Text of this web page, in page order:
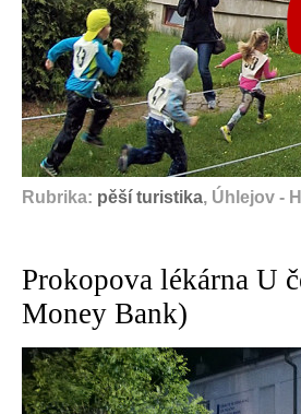
Rubrika: pěší turistika, Úhlejov -
Prokopova lékárna U
Money Bank)